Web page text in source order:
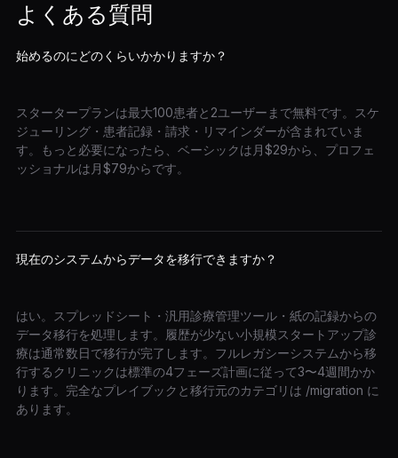
よくある質問
始めるのにどのくらいかかりますか？
スタータープランは最大100患者と2ユーザーまで無料です。スケ
ジューリング・患者記録・請求・リマインダーが含まれていま
す。もっと必要になったら、ベーシックは月$29から、プロフェ
ッショナルは月$79からです。
現在のシステムからデータを移行できますか？
はい。スプレッドシート・汎用診療管理ツール・紙の記録からの
データ移行を処理します。履歴が少ない小規模スタートアップ診
療は通常数日で移行が完了します。フルレガシーシステムから移
行するクリニックは標準の4フェーズ計画に従って3〜4週間かか
ります。完全なプレイブックと移行元のカテゴリは /migration に
あります。